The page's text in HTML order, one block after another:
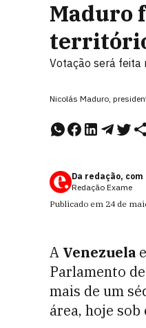
Maduro
Votação será feita
Nicolás Maduro,
Da redação,
Redação Exame
Publicado em 24 de
A Venezuela
Parlamento de
mais de um
área, hoje